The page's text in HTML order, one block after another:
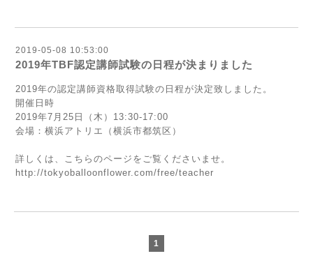
2019-05-08 10:53:00
2019年TBF認定講師試験の日程が決まりました
2019年の認定講師資格取得試験の日程が決定致しました。
開催日時
2019年7月25日（木）13:30-17:00
会場：横浜アトリエ（横浜市都筑区）
詳しくは、こちらのページをご覧くださいませ。
http://tokyoballoonflower.com/free/teacher
1